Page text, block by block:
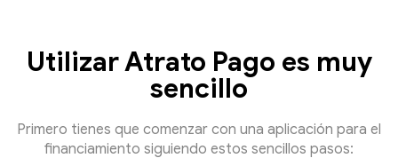
Utilizar Atrato Pago es muy
sencillo
Primero tienes que comenzar con una aplicación para el
financiamiento siguiendo estos sencillos pasos: